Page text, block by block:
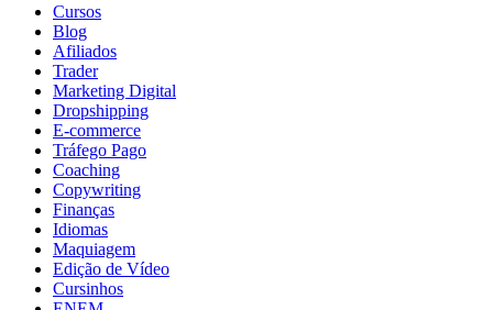
Cursos
Blog
Afiliados
Trader
Marketing Digital
Dropshipping
E-commerce
Tráfego Pago
Coaching
Copywriting
Finanças
Idiomas
Maquiagem
Edição de Vídeo
Cursinhos